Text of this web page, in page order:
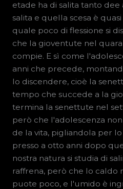
etade ha di salita tanto dee
salita e quella scesa è
quale poco di flessione si
che la gioventute nel
compie. E sì come
anni che precede,
lo discendere, cioè la
tempo che succede a la
termina la senettute nel
però che l'adolescenza
de la vita, pigliandola per
presso a otto anni dopo
nostra natura si studia di
raffrena, però che lo caldo
puote poco, e l'umido è